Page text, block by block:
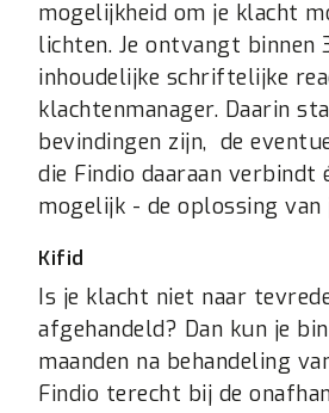
mogelijkheid om je klacht
lichten. Je ontvangt binnen
inhoudelijke schriftelijke
klachtenmanager. Daarin
bevindingen zijn, de
die Findio daaraan verbindt
mogelijk - de oplossing van
Kifid
Is je klacht niet naar
afgehandeld? Dan kun je
maanden na behandeling
Findio terecht bij de